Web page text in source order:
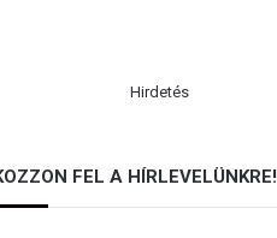
Hirdetés
FEL A HÍRLEVELÜNKRE!